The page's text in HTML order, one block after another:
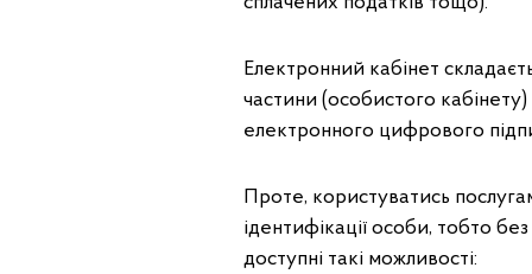
Електронний кабінет
частини (особистого
електронного цифрового
Проте, користуватись
ідентифікації особи, тобто
доступні такі можливості: